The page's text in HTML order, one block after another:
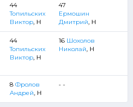
44
Топильских
Виктор, Н
47
Ермошин
Дмитрий, Н
44
Топильских
Виктор, Н
16 Шохолов
Николай, Н
8 Фролов
Андрей, Н
- -